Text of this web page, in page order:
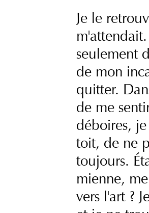
Je le
seulement
de mon
quitter.
de me
déboires,
toit, de ne
toujours.
mienne,
vers l'art ?